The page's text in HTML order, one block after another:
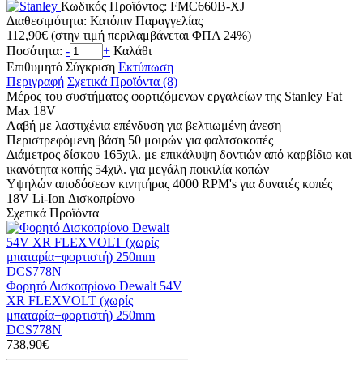
Κωδικός Προϊόντος: FMC660B-XJ
Διαθεσιμότητα: Κατόπιν Παραγγελίας
112,90€ (στην τιμή περιλαμβάνεται ΦΠΑ 24%)
Ποσότητα: - + Καλάθι
Επιθυμητό Σύγκριση Εκτύπωση
Περιγραφή Σχετικά Προϊόντα (8)
Μέρος του συστήματος φορτιζόμενων εργαλείων της Stanley Fat
Max 18V
Λαβή με λαστιχένια επένδυση για βελτιωμένη άνεση
Περιστρεφόμενη βάση 50 μοιρών για φαλτσοκοπές
Διάμετρος δίσκου 165χιλ. με επικάλυψη δοντιών από καρβίδιο και
ικανότητα κοπής 54χιλ. για μεγάλη ποικιλία κοπών
Υψηλών αποδόσεων κινητήρας 4000 RPM's για δυνατές κοπές
18V Li-Ion Δισκοπρίονο
Σχετικά Προϊόντα
Φορητό Δισκοπρίονο Dewalt 54V
XR FLEXVOLT (χωρίς
μπαταρία+φορτιστή) 250mm
DCS778N
738,90€